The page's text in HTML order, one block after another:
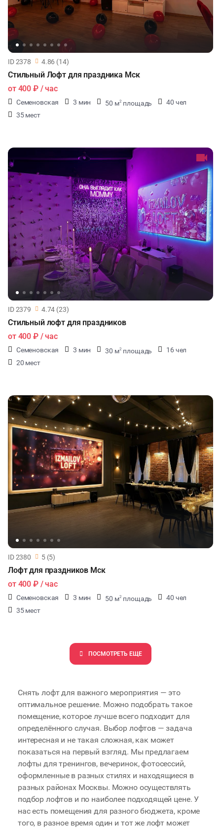
ID 2378 4.86 (14)
Стильный Лофт для праздника Мск
от 400 ₽/ час
Семеновская 3 мин 50 м2 площадь
40 чел
35 мест
ID 2379 4.74 (23)
Стильный лофт для праздников
от 400 ₽/ час
Семеновская 3 мин 30 м2 площадь
16 чел
20 мест
ID 2380 5 (5)
Лофт для праздников Мск
от 400 ₽/ час
Семеновская 3 мин 50 м2 площадь
40 чел
35 мест
ПОCМОТРЕТЬ ЕЩЕ
Снять лофт для важного мероприятия — это
оптимальное решение. Можно подобрать такое
помещение, которое лучше всего подходит для
определённого случая. Выбор лофтов — задача
интересная и не такая сложная, как может
показаться на первый взгляд. Мы предлагаем
лофты для тренингов, вечеринок, фотосессий,
оформленные в разных стилях и находящиеся в
разных районах Москвы. Можно осуществлять
подбор лофтов и по наиболее подходящей цене. У
нас есть помещения для разного бюджета, кроме
того, в разное время один и тот же лофт может